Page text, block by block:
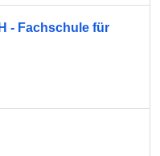
- Fachschule für